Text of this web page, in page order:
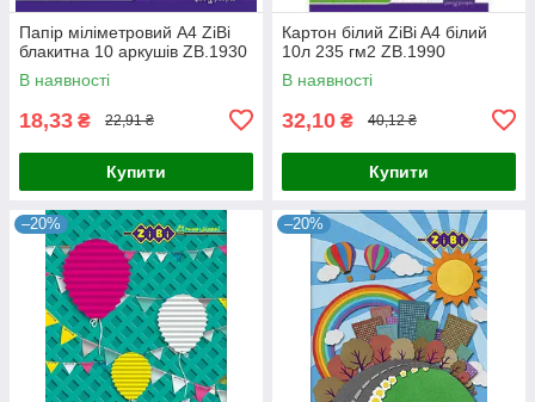
Папір міліметровий А4 ZiBi
блакитна 10 аркушів ZB.1930
В наявності
18,33 ₴ 22,91 ₴
Купити
Картон білий ZiBi A4 білий
10л 235 гм2 ZB.1990
В наявності
32,10 ₴ 40,12 ₴
Купити
–20% –20%